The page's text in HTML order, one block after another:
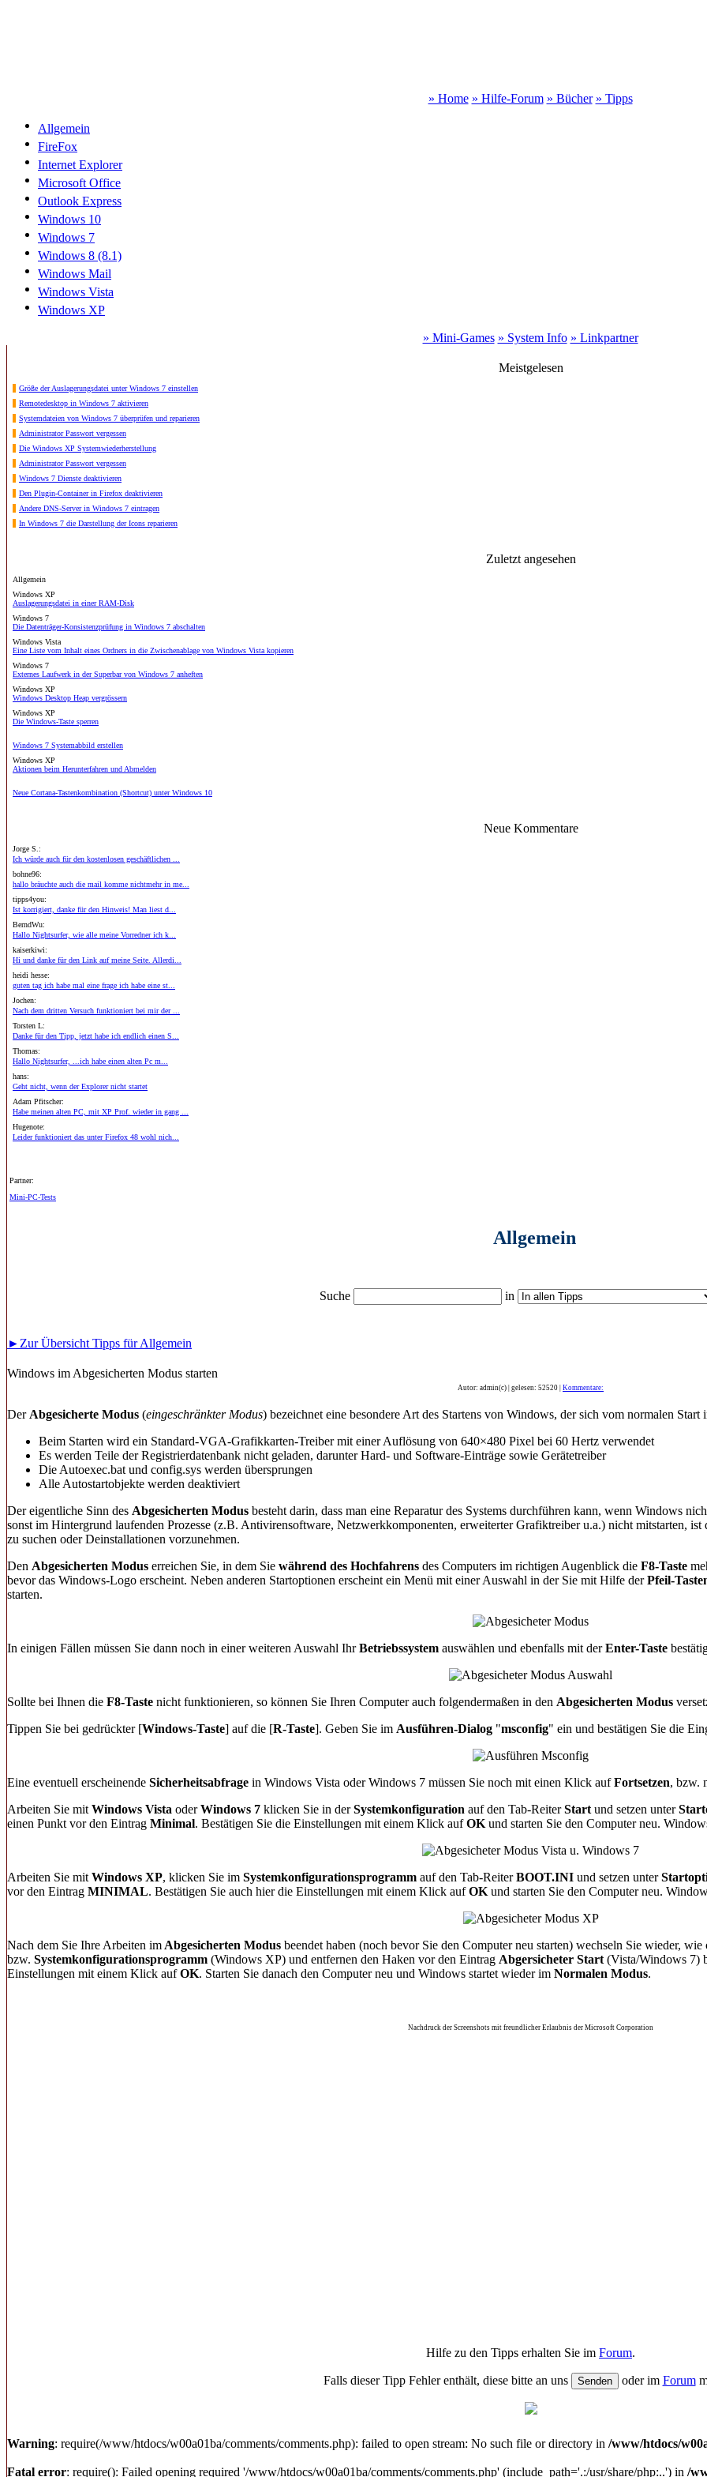
» Home » Hilfe-Forum » Bücher » Tipps
Allgemein
FireFox
Internet Explorer
Microsoft Office
Outlook Express
Windows 10
Windows 7
Windows 8 (8.1)
Windows Mail
Windows Vista
Windows XP
» Mini-Games » System Info » Linkpartner
Meistgelesen
Größe der Auslagerungsdatei unter Windows 7 einstellen
Remotedesktop in Windows 7 aktivieren
Systemdateien von Windows 7 überprüfen und reparieren
Administrator Passwort vergessen
Die Windows XP Systemwiederherstellung
Administrator Passwort vergessen
Windows 7 Dienste deaktivieren
Den Plugin-Container in Firefox deaktivieren
Andere DNS-Server in Windows 7 eintragen
In Windows 7 die Darstellung der Icons reparieren
Zuletzt angesehen
Allgemein
Windows XP
Auslagerungsdatei in einer RAM-Disk
Windows 7
Die Datenträger-Konsistenzprüfung in Windows 7 abschalten
Windows Vista
Eine Liste vom Inhalt eines Ordners in die Zwischenablage von Windows Vista kopieren
Windows 7
Externes Laufwerk in der Superbar von Windows 7 anheften
Windows XP
Windows Desktop Heap vergrössern
Windows XP
Die Windows-Taste sperren
Windows 7 Systemabbild erstellen
Windows XP
Aktionen beim Herunterfahren und Abmelden
Neue Cortana-Tastenkombination (Shortcut) unter Windows 10
Neue Kommentare
Jorge S.:
Ich würde auch für den kostenlosen geschäftlichen ...
bohne96:
hallo bräuchte auch die mail komme nichtmehr in me...
tipps4you:
Ist korrigiert, danke für den Hinweis! Man liest d...
BerndWu:
Hallo Nightsurfer, wie alle meine Vorredner ich k...
kaiserkiwi:
Hi und danke für den Link auf meine Seite. Allerdi...
heidi hesse:
guten tag ich habe mal eine frage ich habe eine st...
Jochen:
Nach dem dritten Versuch funktioniert bei mir der ...
Torsten L:
Danke für den Tipp, jetzt habe ich endlich einen S...
Thomas:
Hallo Nightsurfer, ...ich habe einen alten Pc m...
hans:
Geht nicht, wenn der Explorer nicht startet
Adam Pfitscher:
Habe meinen alten PC, mit XP Prof. wieder in gang ...
Hugenote:
Leider funktioniert das unter Firefox 48 wohl nich...
Partner:
Mini-PC-Tests
Allgemein
Suche in
►Zur Übersicht Tipps für Allgemein
Windows im Abgesicherten Modus starten
Autor: admin(c) | gelesen: 52520 | Kommentare:
Der Abgesicherte Modus (eingeschränkter Modus) bezeichnet eine besondere Art des Startens von Windows, der sich vom normalen Start
Beim Starten wird ein Standard-VGA-Grafikkarten-Treiber mit einer Auflösung von 640×480 Pixel bei 60 Hertz verwendet
Es werden Teile der Registrierdatenbank nicht geladen, darunter Hard- und Software-Einträge sowie Gerätetreiber
Die Autoexec.bat und config.sys werden übersprungen
Alle Autostartobjekte werden deaktiviert
Der eigentliche Sinn des Abgesicherten Modus besteht darin, dass man eine Reparatur des Systems durchführen kann, wenn Windows
sonst im Hintergrund laufenden Prozesse (z.B. Antivirensoftware, Netzwerkkomponenten, erweiterter Grafiktreiber u.a.) nicht mitstarten, ist
zu suchen oder Deinstallationen vorzunehmen.
Den Abgesicherten Modus erreichen Sie, in dem Sie während des Hochfahrens des Computers im richtigen Augenblick die F8-Taste
bevor das Windows-Logo erscheint. Neben anderen Startoptionen erscheint ein Menü mit einer Auswahl in der Sie mit Hilfe derPfeil-
starten.
In einigen Fällen müssen Sie dann noch in einer weiteren Auswahl IhrBetriebssystem auswählen und ebenfalls mit derEnter-Taste
Sollte bei Ihnen die F8-Taste nicht funktionieren, so können Sie Ihren Computer auch folgendermaßen in den Abgesicherten Modus
Tippen Sie bei gedrückter [Windows-Taste] auf die [R-Taste]. Geben Sie im Ausführen-Dialog "msconfig" ein und bestätigen Sie die
Eine eventuell erscheinende Sicherheitsabfrage in Windows Vista oder Windows 7 müssen Sie noch mit einen Klick aufFortsetzen, bzw.
Arbeiten Sie mit Windows Vista oderWindows 7 klicken Sie in derSystemkonfiguration auf den Tab-ReiterStart und setzen unter
einen Punkt vor den Eintrag Minimal. Bestätigen Sie die Einstellungen mit einem Klick aufOK und starten Sie den Computer neu.
Arbeiten Sie mit Windows XP, klicken Sie im Systemkonfigurationsprogramm auf den Tab-ReiterBOOT.INI und setzen unter
vor den Eintrag MINIMAL. Bestätigen Sie auch hier die Einstellungen mit einem Klick aufOK und starten Sie den Computer neu.
Nach dem Sie Ihre Arbeiten im Abgesicherten Modus beendet haben (noch bevor Sie den Computer neu starten) wechseln Sie wieder,
bzw. Systemkonfigurationsprogramm (Windows XP) und entfernen den Haken vor den Eintrag Abgersicheter Start (Vista/Windows 7)
Einstellungen mit einem Klick aufOK. Starten Sie danach den Computer neu und Windows startet wieder im Normalen Modus.
Nachdruck der Screenshots mit freundlicher Erlaubnis der Microsoft Corporation
Hilfe zu den Tipps erhalten Sie im Forum.
Falls dieser Tipp Fehler enthält, diese bitte an uns oder im Forum
Warning: require(/www/htdocs/w00a01ba/comments/comments.php): failed to open stream: No such file or directory in /www/htdocs/
Fatal error: require(): Failed opening required '/www/htdocs/w00a01ba/comments/comments.php' (include_path='.:/usr/share/php:..') in /